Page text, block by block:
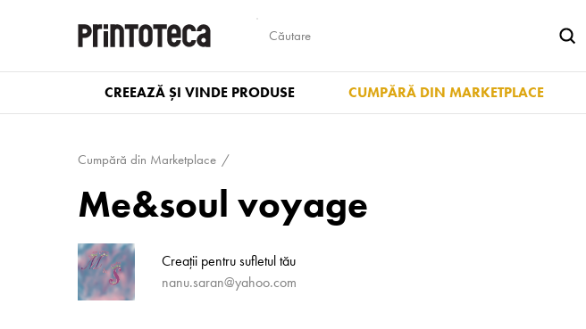
CREEAZĂ ȘI VINDE PRODUSE CUMPĂRĂ DIN MARKETPLACE
Cumpără din Marketplace
Me&soul voyage
Creații pentru sufletul tău
nanu.saran@yahoo.com